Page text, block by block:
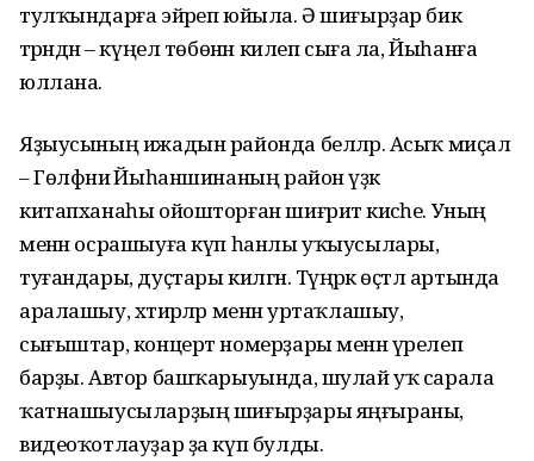
тулҡындарға эйәреп юйыла. Ә шиғырҙар бик
тәрәндән – күңел төбөнән килеп сыға ла, Йыһанға
юллана.
Яҙыусының ижадын районда беләләр. Асыҡ миҫал
– Гөлфәниә Йыһаншинаның район үҙәк
китапханаһы ойошторған шиғриәт кисәһе. Уның
менән осрашыуға күп һанлы уҡыусылары,
туғандары, дуҫтары килгән. Түңәрәк өҫтәл артында
аралашыу, хәтирәләр менән уртаҡлашыу,
сығыштар, концерт номерҙары менән үрелеп
барҙы. Автор башҡарыуында, шулай уҡ сарала
ҡатнашыусыларҙың шиғырҙары яңғыраны,
видеоҡотлауҙар ҙа күп булды.